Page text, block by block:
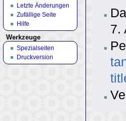
7.
Letzte Änderungen
Zufällige Seite
Hilfe
Werkzeuge
Spezialseiten
Druckversion